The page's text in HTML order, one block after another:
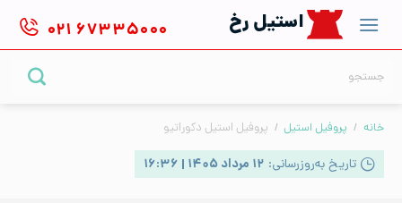
content
استیل رخ ۰۲۱ ۶۷۳۳۵۰۰۰
خانه / پروفیل استیل / پروفیل استیل دکوراتیو
تاریخ به‌روزرسانی: ۱۲ مرداد ۱۴۰۵ | ۱۶:۳۶